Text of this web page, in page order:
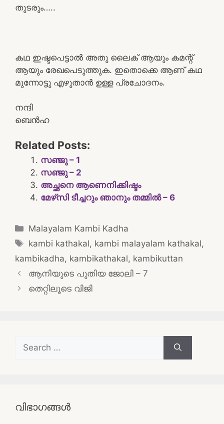
തുടരും…..
കഥ ഇഷ്ടപെട്ടാൽ അതു ലൈക്‌ ആയും കമന്റ്‌
ആയും രേഖപെടുത്തുക. ഇതൊക്കെ ആണ് കഥ
മുന്നോട്ടു എഴുതാൻ ഉള്ള പ്രചോദനം.
നന്ദി
ബെൻഹ
Related Posts:
സഞ്ജു – 1
സഞ്ജു – 2
അച്ഛനെ ആണെനിക്കിഷ്ടം
മേഴ്‌സി ടീച്ചറും ഞാനും തമ്മിൽ – 6
Categories
Malayalam Kambi Kadha
Tags
kambi kathakal, kambi malayalam kathakal,
kambikadha, kambikathakal, kambikuttan
Post
navigation
ആനിയുടെ പുതിയ ജോലി – 7
തെറ്റിലൂടെ വിജി
Search
for:
വിഭാഗങ്ങൾ